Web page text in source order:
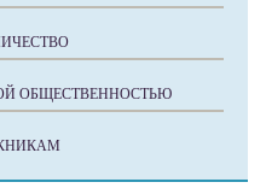
ОБЩЕСТВЕННОСТЬЮ